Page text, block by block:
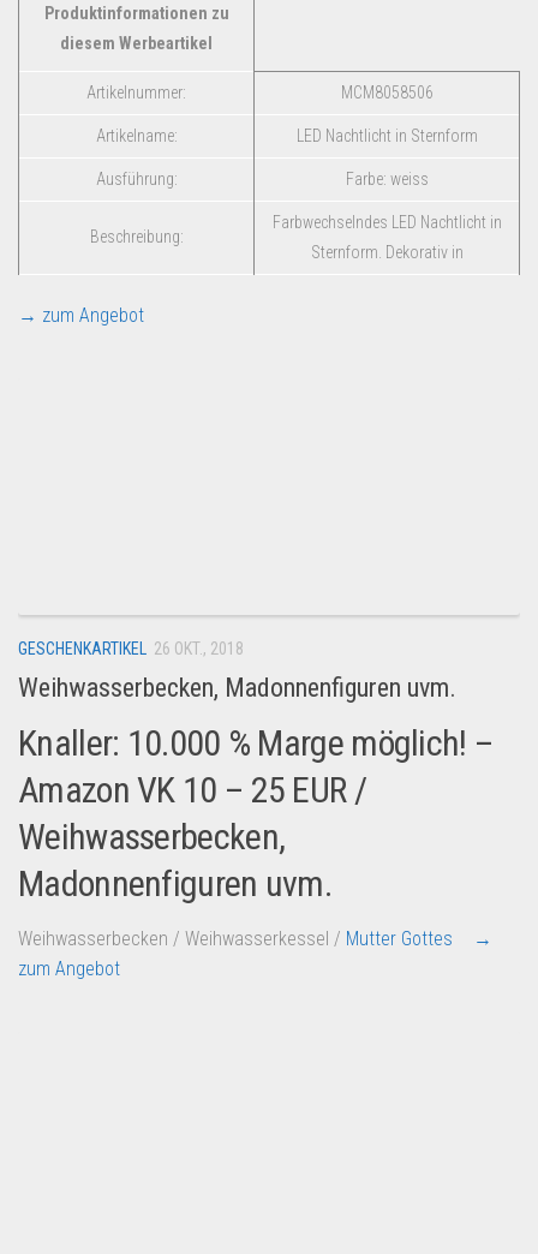
Produktinformationen zu
diesem Werbeartikel
Artikelnummer: MCM8058506
Artikelname: LED Nachtlicht in Sternform
Ausführung: Farbe: weiss
Beschreibung:
Farbwechselndes LED Nachtlicht in
Sternform. Dekorativ in
→ zum Angebot
GESCHENKARTIKEL 26 OKT., 2018
Weihwasserbecken, Madonnenfiguren uvm.
Knaller: 10.000 % Marge möglich! –
Amazon VK 10 – 25 EUR /
Weihwasserbecken,
Madonnenfiguren uvm.
Weihwasserbecken / Weihwasserkessel / Mutter Gottes
→
zum Angebot